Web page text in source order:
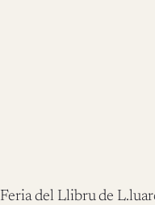
Feria del Llibru de